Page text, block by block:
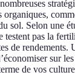
sol. Selon une
testent pas la
de rendements.
sur
de vos